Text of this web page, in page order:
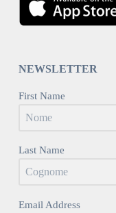
NEWSLETTER
First Name
Last Name
Email Address